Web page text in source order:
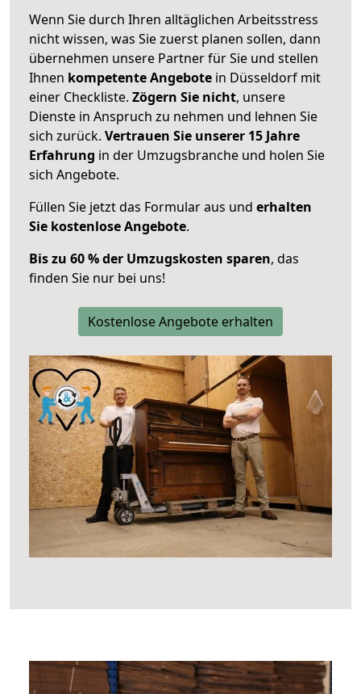
Wenn Sie durch Ihren alltäglichen Arbeitsstress
nicht wissen, was Sie zuerst planen sollen, dann
übernehmen unsere Partner für Sie und stellen
Ihnen kompetente Angebote in Düsseldorf mit
einer Checkliste. Zögern Sie nicht, unsere
Dienste in Anspruch zu nehmen und lehnen Sie
sich zurück. Vertrauen Sie unserer 15 Jahre
Erfahrung in der Umzugsbranche und holen Sie
sich Angebote.
Füllen Sie jetzt das Formular aus und erhalten
Sie kostenlose Angebote.
Bis zu 60 % der Umzugskosten sparen, das
finden Sie nur bei uns!
Kostenlose Angebote erhalten